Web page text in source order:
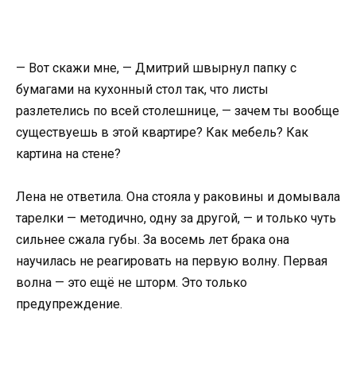
— Вот скажи мне, — Дмитрий швырнул папку с
бумагами на кухонный стол так, что листы
разлетелись по всей столешнице, — зачем ты вообще
существуешь в этой квартире? Как мебель? Как
картина на стене?
Лена не ответила. Она стояла у раковины и домывала
тарелки — методично, одну за другой, — и только чуть
сильнее сжала губы. За восемь лет брака она
научилась не реагировать на первую волну. Первая
волна — это ещё не шторм. Это только
предупреждение.